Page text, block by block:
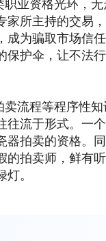
业资格光环，
所主持的交易
为骗取市场信
护伞，让不法
流程等程序性
流于形式。一
拍卖的资格。
拍卖师，鲜有
。